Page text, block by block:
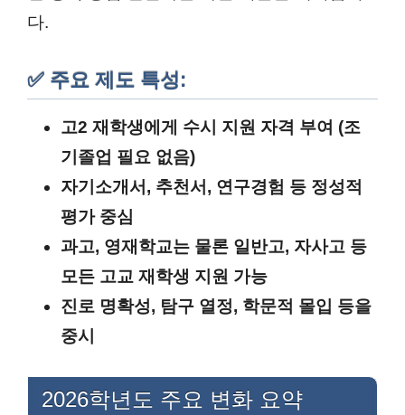
다.
✅ 주요 제도 특성:
고2 재학생에게 수시 지원 자격 부여 (조
기졸업 필요 없음)
자기소개서, 추천서, 연구경험 등 정성적
평가 중심
과고, 영재학교는 물론 일반고, 자사고 등
모든 고교 재학생 지원 가능
진로 명확성, 탐구 열정, 학문적 몰입 등을
중시
2026학년도 주요 변화 요약